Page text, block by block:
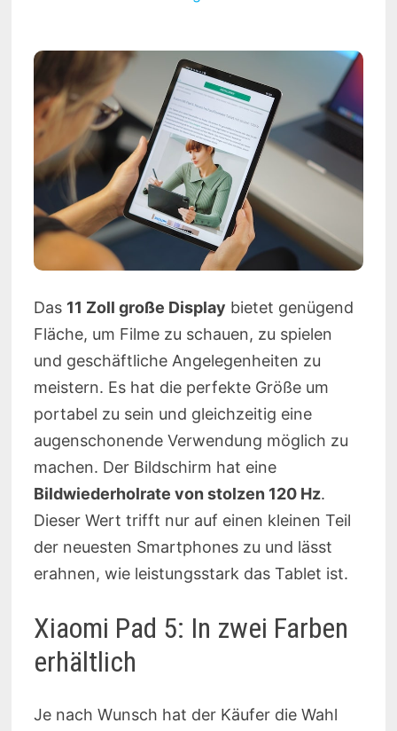
Das 11 Zoll große Display bietet genügend
Fläche, um Filme zu schauen, zu spielen
und geschäftliche Angelegenheiten zu
meistern. Es hat die perfekte Größe um
portabel zu sein und gleichzeitig eine
augenschonende Verwendung möglich zu
machen. Der Bildschirm hat eine
Bildwiederholrate von stolzen 120 Hz.
Dieser Wert trifft nur auf einen kleinen Teil
der neuesten Smartphones zu und lässt
erahnen, wie leistungsstark das Tablet ist.
Xiaomi Pad 5: In zwei Farben
erhältlich
Je nach Wunsch hat der Käufer die Wahl